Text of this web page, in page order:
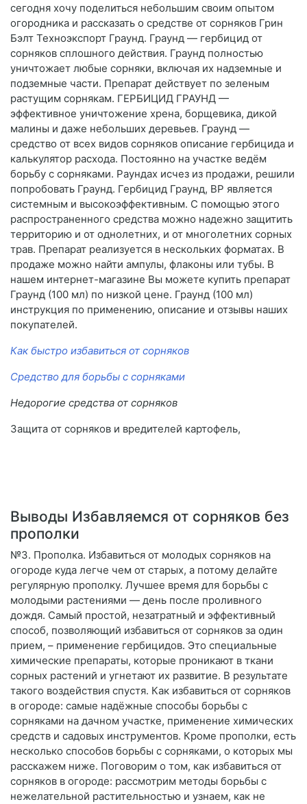
сегодня хочу поделиться небольшим своим опытом
огородника и рассказать о средстве от сорняков Грин
Бэлт Техноэкспорт Граунд. Граунд — гербицид от
сорняков сплошного действия. Граунд полностью
уничтожает любые сорняки, включая их надземные и
подземные части. Препарат действует по зеленым
растущим сорнякам. ГЕРБИЦИД ГРАУНД —
эффективное уничтожение хрена, борщевика, дикой
малины и даже небольших деревьев. Граунд —
средство от всех видов сорняков описание гербицида и
калькулятор расхода. Постоянно на участке ведём
борьбу с сорняками. Раундах исчез из продажи, решили
попробовать Граунд. Гербицид Граунд, ВР является
системным и высокоэффективным. С помощью этого
распространенного средства можно надежно защитить
территорию и от однолетних, и от многолетних сорных
трав. Препарат реализуется в нескольких форматах. В
продаже можно найти ампулы, флаконы или тубы. В
нашем интернет-магазине Вы можете купить препарат
Граунд (100 мл) по низкой цене. Граунд (100 мл)
инструкция по применению, описание и отзывы наших
покупателей.
Как быстро избавиться от сорняков
Средство для борьбы с сорняками
Недорогие средства от сорняков
Защита от сорняков и вредителей картофель,
Выводы Избавляемся от сорняков без
прополки
№3. Прополка. Избавиться от молодых сорняков на
огороде куда легче чем от старых, а потому делайте
регулярную прополку. Лучшее время для борьбы с
молодыми растениями — день после проливного
дождя. Самый простой, незатратный и эффективный
способ, позволяющий избавиться от сорняков за один
прием, – применение гербицидов. Это специальные
химические препараты, которые проникают в ткани
сорных растений и угнетают их развитие. В результате
такого воздействия спустя. Как избавиться от сорняков
в огороде: самые надёжные способы борьбы с
сорняками на дачном участке, применение химических
средств и садовых инструментов. Кроме прополки, есть
несколько способов борьбы с сорняками, о которых мы
расскажем ниже. Поговорим о том, как избавиться от
сорняков в огороде: рассмотрим методы борьбы с
нежелательной растительностью и узнаем, как не